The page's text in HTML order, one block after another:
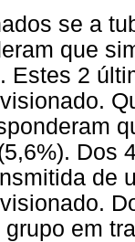
se a
que
Estes 2
Dos
de
em